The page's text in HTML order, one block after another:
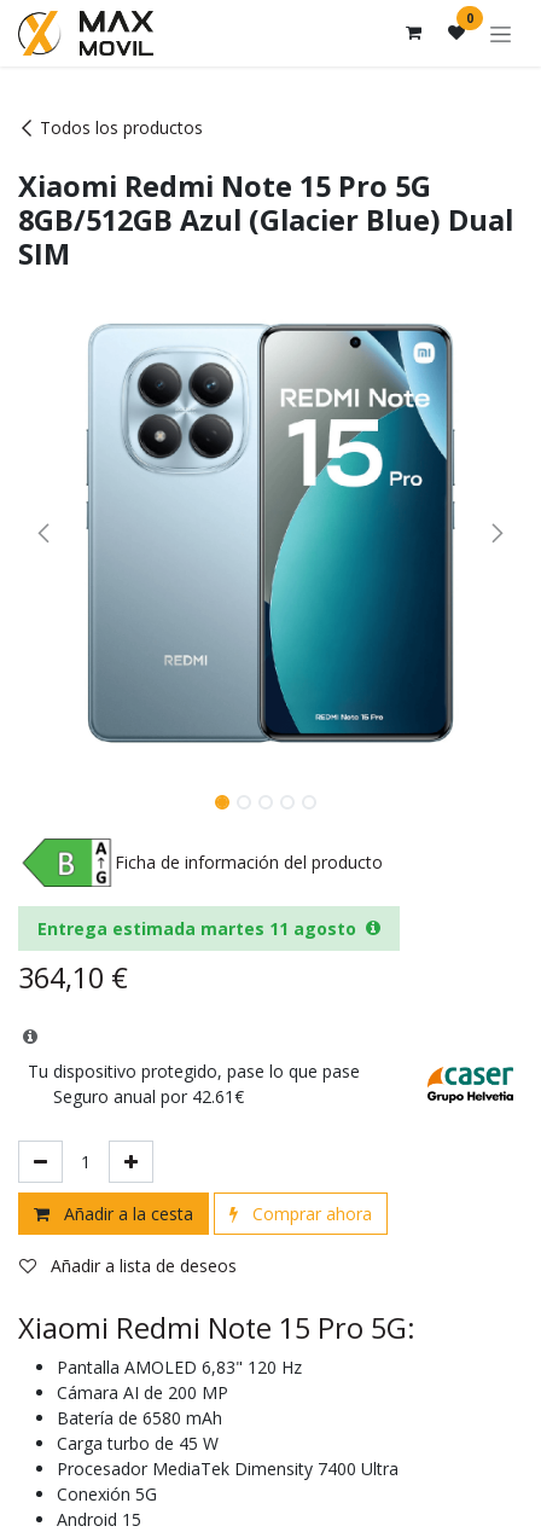
Ir al contenido 0
Todos los productos
Xiaomi Redmi Note 15 Pro 5G
8GB/512GB Azul (Glacier Blue) Dual
SIM
Ficha de información del producto
Entrega estimada martes 11 agosto
364,10 €
Tu dispositivo protegido, pase lo que pase
Seguro anual por 42.61€
Añadir a la cesta Comprar ahora
Añadir a lista de deseos
Xiaomi Redmi Note 15 Pro 5G:
Pantalla AMOLED 6,83" 120 Hz
Cámara AI de 200 MP
Batería de 6580 mAh
Carga turbo de 45 W
Procesador MediaTek Dimensity 7400 Ultra
Conexión 5G
Android 15